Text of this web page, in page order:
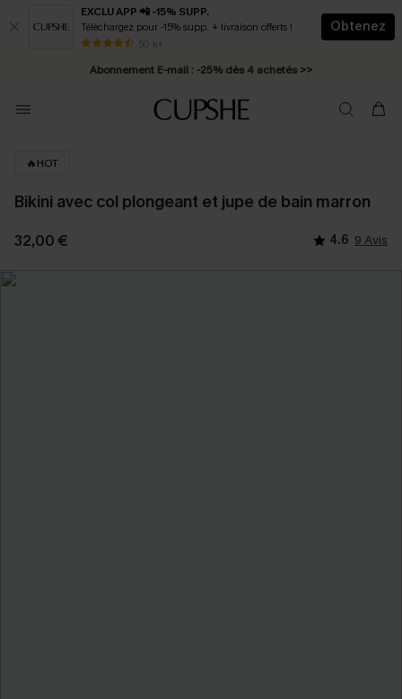
EXCLU APP 📲 -15% SUPP.
Téléchargez pour -15% supp. + livraison offerts !
50 k+
Obtenez
* Livraison éclair 2-3 jours ouvrés >>
Abonnement E-mail : -25% dès 4 achetés >>
🔥HOT
Bikini avec col plongeant et jupe de bain marron
32,00 € 4.6 9 Avis